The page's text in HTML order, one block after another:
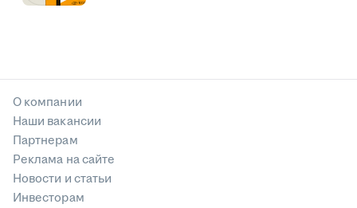
О компании
Наши вакансии
Партнерам
Реклама на сайте
Новости и статьи
Инвесторам